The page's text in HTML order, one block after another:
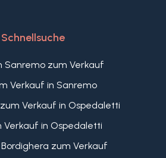
Schnellsuche
Sanremo zum Verkauf
Verkauf in Sanremo
Verkauf in Ospedaletti
Verkauf in Ospedaletti
zum Verkauf